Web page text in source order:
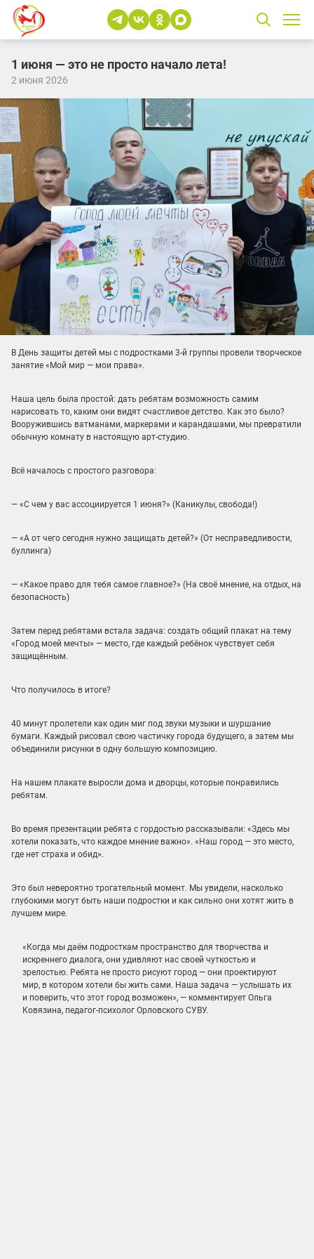
1 июня — это не просто начало лета!
2 июня 2026
В День защиты детей мы с подростками 3-й группы провели творческое
занятие «Мой мир — мои права».
Наша цель была простой: дать ребятам возможность самим
нарисовать то, каким они видят счастливое детство. Как это было?
Вооружившись ватманами, маркерами и карандашами, мы превратили
обычную комнату в настоящую арт-студию.
Всё началось с простого разговора:
— «С чем у вас ассоциируется 1 июня?» (Каникулы, свобода!)
— «А от чего сегодня нужно защищать детей?» (От несправедливости,
буллинга)
— «Какое право для тебя самое главное?» (На своё мнение, на отдых, на
безопасность)
Затем перед ребятами встала задача: создать общий плакат на тему
«Город моей мечты» — место, где каждый ребёнок чувствует себя
защищённым.
Что получилось в итоге?
40 минут пролетели как один миг под звуки музыки и шуршание
бумаги. Каждый рисовал свою частичку города будущего, а затем мы
объединили рисунки в одну большую композицию.
На нашем плакате выросли дома и дворцы, которые понравились
ребятам.
Во время презентации ребята с гордостью рассказывали: «Здесь мы
хотели показать, что каждое мнение важно». «Наш город — это место,
где нет страха и обид».
Это был невероятно трогательный момент. Мы увидели, насколько
глубокими могут быть наши подростки и как сильно они хотят жить в
лучшем мире.
«Когда мы даём подросткам пространство для творчества и
искреннего диалога, они удивляют нас своей чуткостью и
зрелостью. Ребята не просто рисуют город — они проектируют
мир, в котором хотели бы жить сами. Наша задача — услышать их
и поверить, что этот город возможен», — комментирует Ольга
Ковязина, педагог-психолог Орловского СУВУ.